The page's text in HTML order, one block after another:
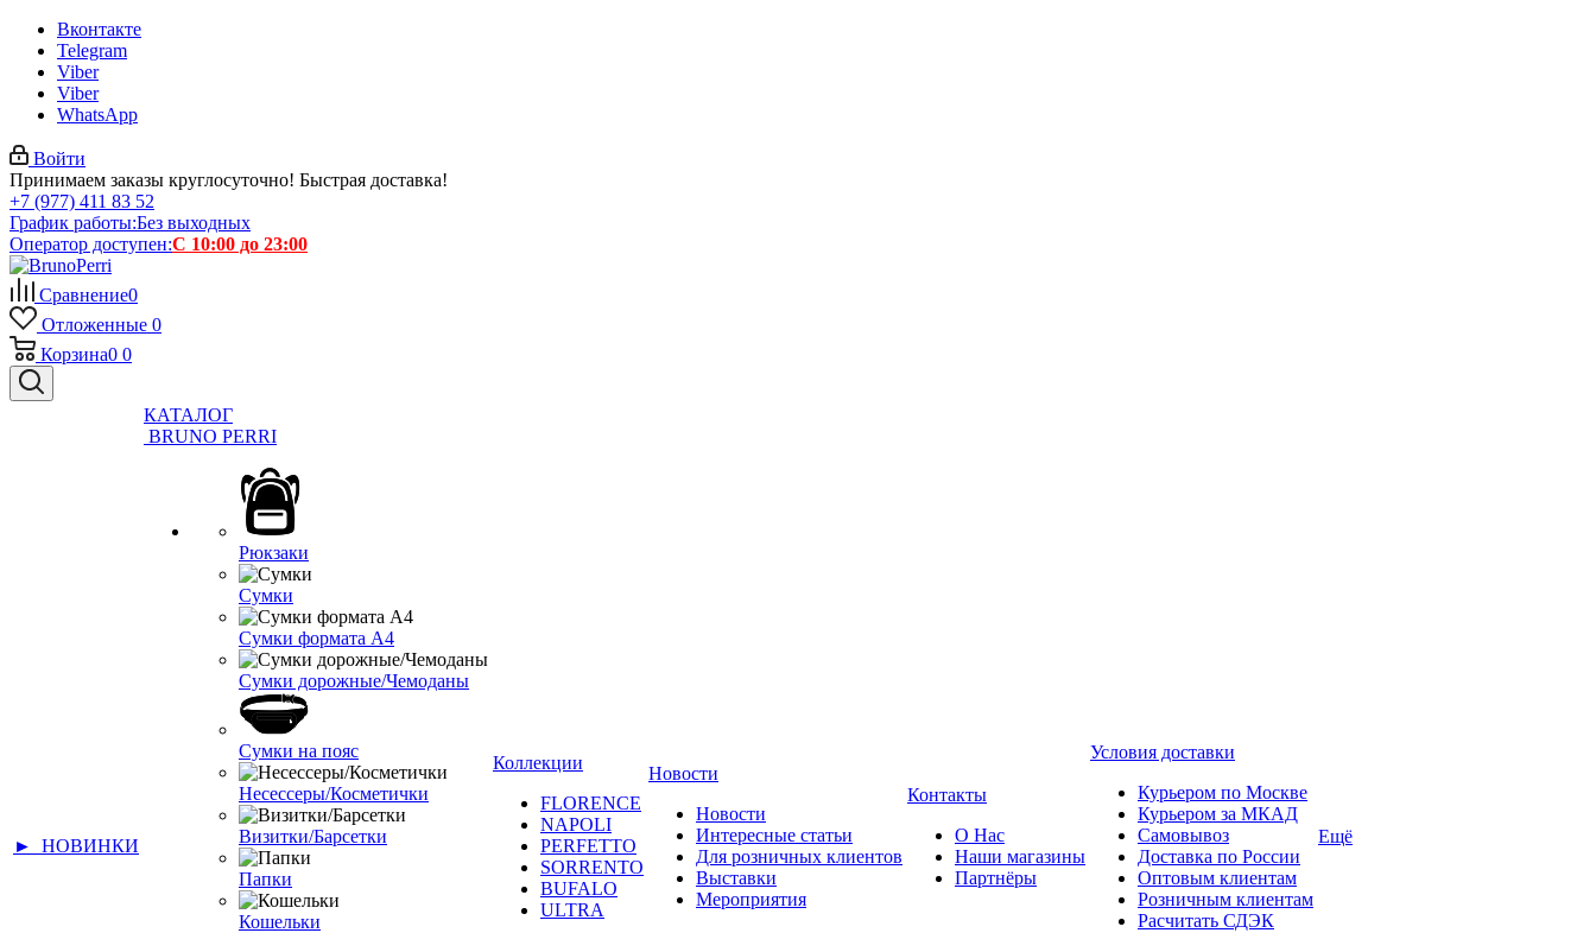
Вконтакте
Telegram
Viber
Viber
WhatsApp
Войти
Принимаем заказы круглосуточно! Быстрая доставка!
+7 (977) 411 83 52
График работы:Без выходных
Оператор доступен:С 10:00 до 23:00
Сравнение0
Отложенные 0
Корзина0 0
► НОВИНКИ
КАТАЛОГ
BRUNO PERRI
Рюкзаки
Сумки
Сумки формата А4
Сумки дорожные/Чемоданы
Сумки на пояс
Несессеры/Косметички
Визитки/Барсетки
Папки
Кошельки
Коллекции
FLORENCE
NAPOLI
PERFETTO
SORRENTO
BUFALO
ULTRA
Новости
Новости
Интересные статьи
Для розничных клиентов
Выставки
Мероприятия
Контакты
О Нас
Наши магазины
Партнёры
Условия доставки
Курьером по Москве
Курьером за МКАД
Самовывоз
Доставка по России
Оптовым клиентам
Розничным клиентам
Расчитать СДЭК
Ещё